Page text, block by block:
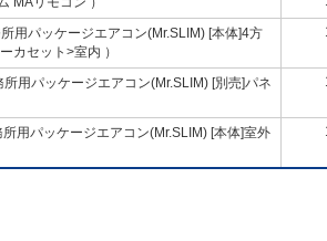
所用パッケージエアコン(Mr.SLIM) [本体]4方
カセット>室内 ）
所用パッケージエアコン(Mr.SLIM) [別売]パネ
所用パッケージエアコン(Mr.SLIM) [本体]室外